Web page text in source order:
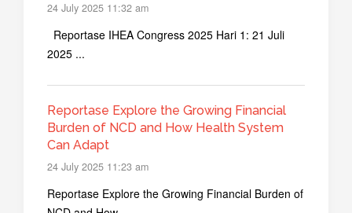
24 July 2025 11:32 am
Reportase IHEA Congress 2025 Hari 1: 21 Juli
2025 ...
Reportase Explore the Growing Financial
Burden of NCD and How Health System
Can Adapt
24 July 2025 11:23 am
Reportase Explore the Growing Financial Burden of